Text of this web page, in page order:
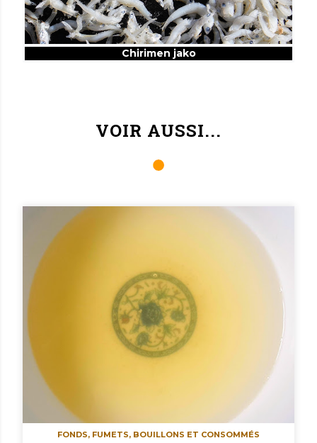
Chirimen jako
VOIR AUSSI...
FONDS, FUMETS, BOUILLONS ET CONSOMMÉS